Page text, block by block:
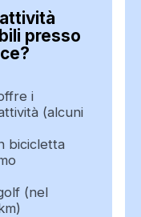
presso
i
(alcuni
bicicletta
(nel